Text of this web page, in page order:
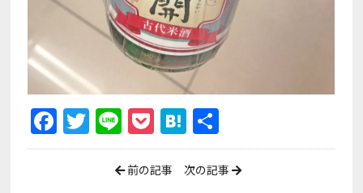
F
a
T
w
Li
n
e
P
o
c
H
at
e
有
前の記事 次の記事